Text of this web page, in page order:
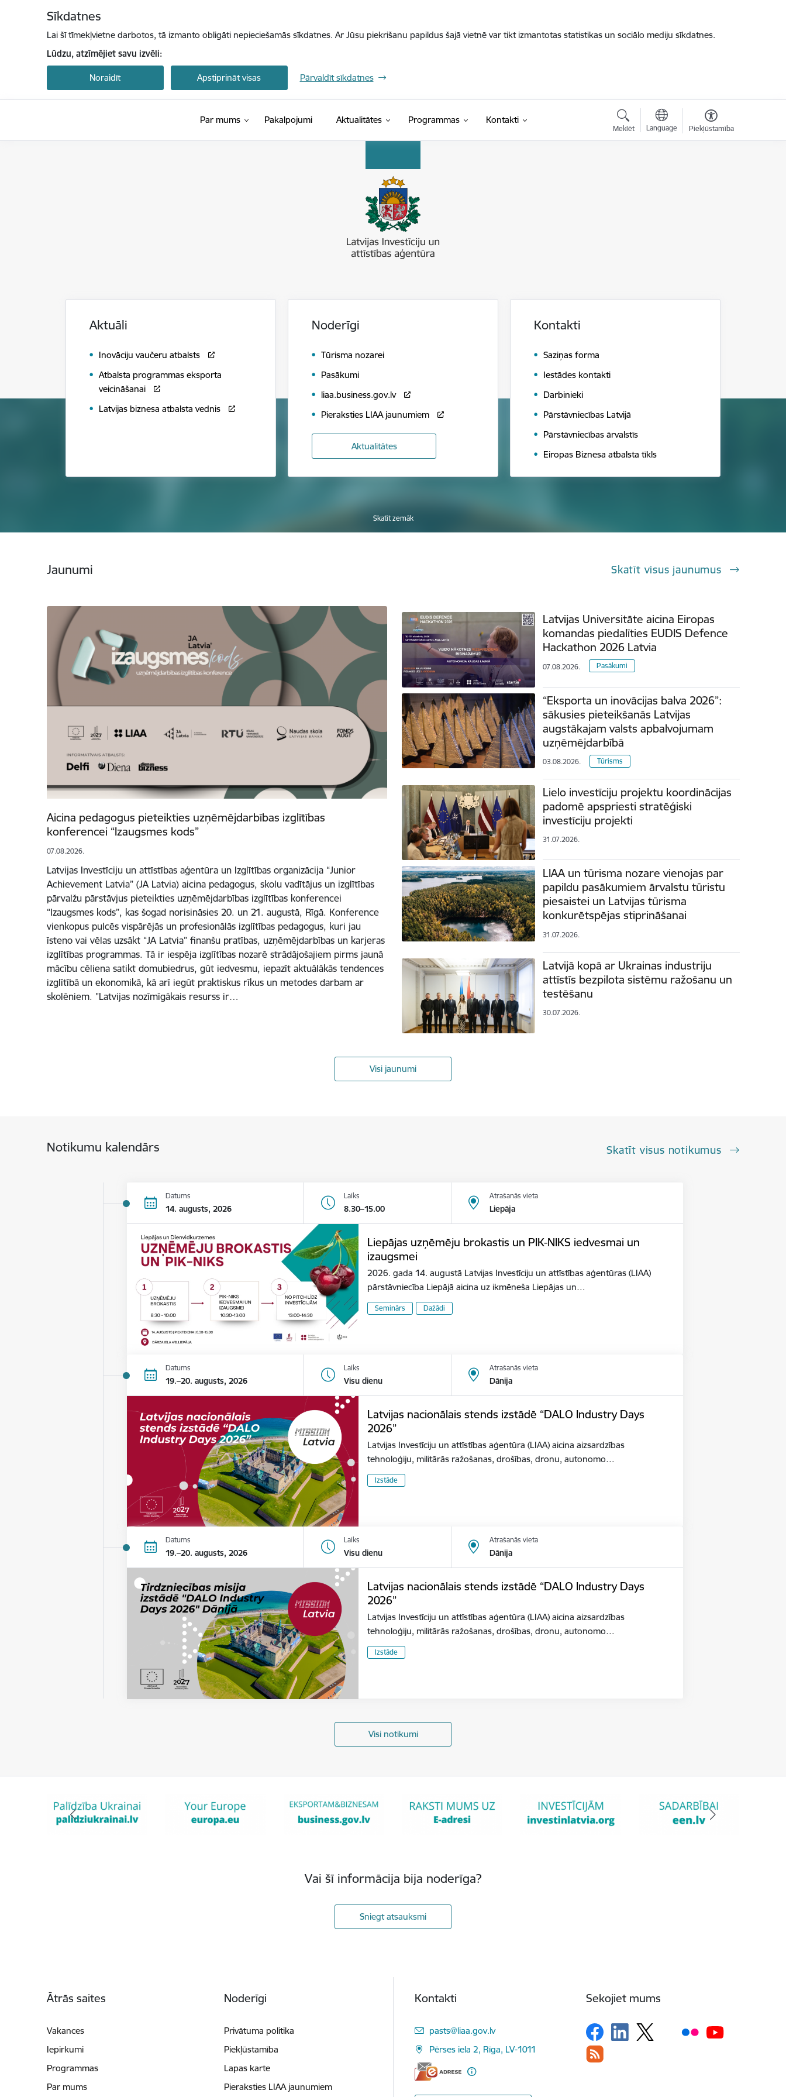
Sīkdatnes
Lai šī tīmekļvietne darbotos, tā izmanto obligāti nepieciešamās sīkdatnes. Ar Jūsu piekrišanu papildus šajā vietnē var tikt izmantotas statistikas un sociālo mediju sīkdatnes.
Lūdzu, atzīmējiet savu izvēli:
Noraidīt Apstiprināt visas Pārvaldīt sīkdatnes
Par mums Pakalpojumi Aktualitātes Programmas Kontakti
Meklēt Language Piekļūstamība
Aktuāli
Inovāciju vaučeru atbalsts
Atbalsta programmas eksporta
veicināšanai
Latvijas biznesa atbalsta vednis
Noderīgi
Tūrisma nozarei
Pasākumi
liaa.business.gov.lv
Pieraksties LIAA jaunumiem
Aktualitātes
Kontakti
Saziņas forma
Iestādes kontakti
Darbinieki
Pārstāvniecības Latvijā
Pārstāvniecības ārvalstīs
Eiropas Biznesa atbalsta tīkls
Skatīt zemāk
Jaunumi Skatīt visus jaunumus
Aicina pedagogus pieteikties uzņēmējdarbības izglītības
konferencei “Izaugsmes kods”
07.08.2026.
Latvijas Investīciju un attīstības aģentūra un Izglītības organizācija “Junior
Achievement Latvia” (JA Latvia) aicina pedagogus, skolu vadītājus un izglītības
pārvalžu pārstāvjus pieteikties uzņēmējdarbības izglītības konferencei
“Izaugsmes kods”, kas šogad norisināsies 20. un 21. augustā, Rīgā. Konference
vienkopus pulcēs vispārējās un profesionālās izglītības pedagogus, kuri jau
īsteno vai vēlas uzsākt “JA Latvia” finanšu pratības, uzņēmējdarbības un karjeras
izglītības programmas. Tā ir iespēja izglītības nozarē strādājošajiem pirms jaunā
mācību cēliena satikt domubiedrus, gūt iedvesmu, iepazīt aktuālākās tendences
izglītībā un ekonomikā, kā arī iegūt praktiskus rīkus un metodes darbam ar
skolēniem. "Latvijas nozīmīgākais resurss ir…
Latvijas Universitāte aicina Eiropas
komandas piedalīties EUDIS Defence
Hackathon 2026 Latvia
07.08.2026. Pasākumi
“Eksporta un inovācijas balva 2026”:
sākusies pieteikšanās Latvijas
augstākajam valsts apbalvojumam
uzņēmējdarbībā
03.08.2026. Tūrisms
Lielo investīciju projektu koordinācijas
padomē apspriesti stratēģiski
investīciju projekti
31.07.2026.
LIAA un tūrisma nozare vienojas par
papildu pasākumiem ārvalstu tūristu
piesaistei un Latvijas tūrisma
konkurētspējas stiprināšanai
31.07.2026.
Latvijā kopā ar Ukrainas industriju
attīstīs bezpilota sistēmu ražošanu un
testēšanu
30.07.2026.
Visi jaunumi
Notikumu kalendārs Skatīt visus notikumus
Datums
14. augusts, 2026
Laiks
8.30–15.00
Atrašanās vieta
Liepāja
Liepājas uzņēmēju brokastis un PIK-NIKS iedvesmai un
izaugsmei
2026. gada 14. augustā Latvijas Investīciju un attīstības aģentūras (LIAA)
pārstāvniecība Liepājā aicina uz ikmēneša Liepājas un…
Seminārs Dažādi
Datums
19.–20. augusts, 2026
Laiks
Visu dienu
Atrašanās vieta
Dānija
Latvijas nacionālais stends izstādē “DALO Industry Days
2026”
Latvijas Investīciju un attīstības aģentūra (LIAA) aicina aizsardzības
tehnoloģiju, militārās ražošanas, drošības, dronu, autonomo…
Izstāde
Datums
19.–20. augusts, 2026
Laiks
Visu dienu
Atrašanās vieta
Dānija
Latvijas nacionālais stends izstādē “DALO Industry Days
2026”
Latvijas Investīciju un attīstības aģentūra (LIAA) aicina aizsardzības
tehnoloģiju, militārās ražošanas, drošības, dronu, autonomo…
Izstāde
Visi notikumi
Vai šī informācija bija noderīga?
Sniegt atsauksmi
Ātrās saites
Vakances
Iepirkumi
Programmas
Par mums
Noderīgi
Privātuma politika
Piekļūstamība
Lapas karte
Pieraksties LIAA jaunumiem
Kontakti
E-pasts:
pasts@liaa.gov.lv
Pērses iela 2, Rīga, LV-1011
Sekojiet mums